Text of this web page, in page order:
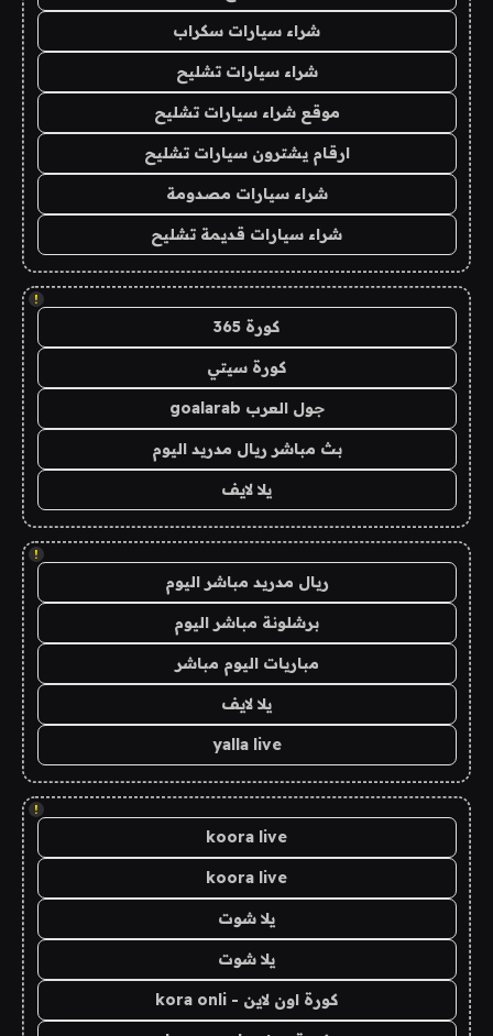
شراء سيارات سكراب
شراء سيارات تشليح
موقع شراء سيارات تشليح
ارقام يشترون سيارات تشليح
شراء سيارات مصدومة
شراء سيارات قديمة تشليح
!
كورة 365
كورة سيتي
جول العرب goalarab
بث مباشر ريال مدريد اليوم
يلا لايف
!
ريال مدريد مباشر اليوم
برشلونة مباشر اليوم
مباريات اليوم مباشر
يلا لايف
yalla live
!
koora live
koora live
يلا شوت
يلا شوت
كورة اون لاين - kora onli